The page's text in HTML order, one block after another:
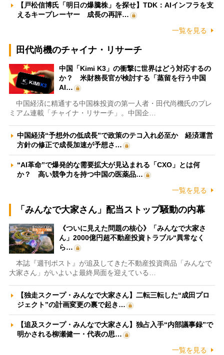
【戸松信博氏「明日の爆騰株」を探せ】TDK：AIインフラを支
えるキープレーヤー 成長の再評…
一覧を見る
田代尚機のチャイナ・リサーチ
中国「Kimi K3」の衝撃に世界はどう対応するの
か？ 米財務長官が検討する「蒸留を行う中国
AI…
中国経済に精通する中国株投資の第一人者・田代尚機氏のプレ
ミアム連載「チャイナ・リサーチ」。中国企…
中国経済“予想外の低成長”で政策のテコ入れ必至か 経済運営
方針の修正で成長加速が予想さ…
“AI革命”で爆発的な需要拡大が見込まれる「CXO」とは何
か？ 高い競争力を持つ中国の医薬品…
一覧を見る
「みんなで大家さん」配当ストップ騒動の内幕
《ついに見えた問題の核心》「みんなで大家さ
ん」2000億円超不動産投資トラブル“異常なく
ら…
本誌『週刊ポスト』が追及してきた不動産投資商品「みんなで
大家さん」がいよいよ最終局面を迎えている…
【独走スクープ・みんなで大家さん】二転三転した“成田プロ
ジェクト”の計画変更の裏で起き…
【追及スクープ・みんなで大家さん】独占入手“内部議事録”で
明かされる柳瀬健一・代表の思…
一覧を見る